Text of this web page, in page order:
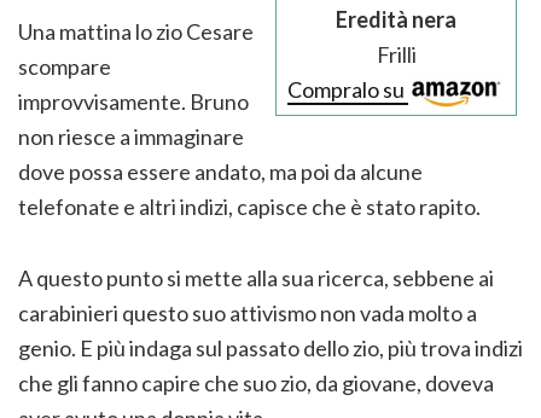
Eredità nera
Frilli
Compralo su
Una mattina lo zio Cesare
scompare
improvvisamente. Bruno
non riesce a immaginare
dove possa essere andato, ma poi da alcune
telefonate e altri indizi, capisce che è stato rapito.
A questo punto si mette alla sua ricerca, sebbene ai
carabinieri questo suo attivismo non vada molto a
genio. E più indaga sul passato dello zio, più trova indizi
che gli fanno capire che suo zio, da giovane, doveva